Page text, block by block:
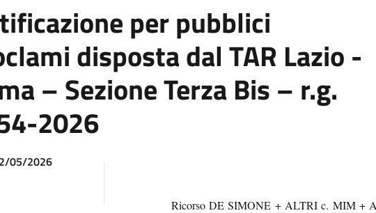
per pubblici
disposta dal TAR Lazio -
– Sezione Terza Bis – r.g.
2026
05/2026
Ricorso DE SIMONE + ALTRI c. MIM +